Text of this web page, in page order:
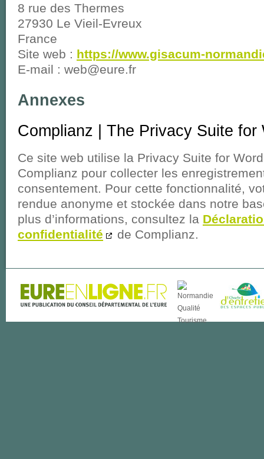
8 rue des Thermes
27930 Le Vieil-Evreux
France
Site web : https://www.gisacum-
E-mail : rf.erue@bew
Annexes
Complianz | The Privacy Suite for
Ce site web utilise la Privacy Suite for
Complianz pour collecter les
consentement. Pour cette fonctionnalité,
rendue anonyme et stockée dans notre
plus d’informations, consultez la
confidentialité
de Complianz.